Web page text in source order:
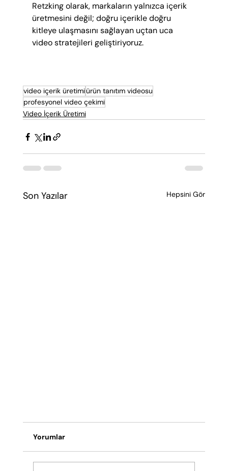
Retzking olarak, markaların yalnızca içerik
üretmesini değil; doğru içerikle doğru
kitleye ulaşmasını sağlayan uçtan uca
video stratejileri geliştiriyoruz.
video içerik üretimiürün tanıtım videosu
profesyonel video çekimi
Video İçerik Üretimi
Son Yazılar Hepsini Gör
Yorumlar